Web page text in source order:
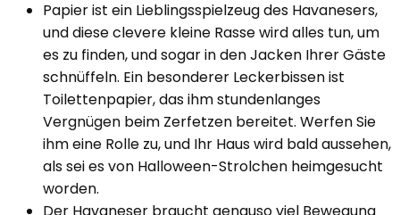
Papier ist ein Lieblingsspielzeug des Havanesers,
und diese clevere kleine Rasse wird alles tun, um
es zu finden, und sogar in den Jacken Ihrer Gäste
schnüffeln. Ein besonderer Leckerbissen ist
Toilettenpapier, das ihm stundenlanges
Vergnügen beim Zerfetzen bereitet. Werfen Sie
ihm eine Rolle zu, und Ihr Haus wird bald aussehen,
als sei es von Halloween-Strolchen heimgesucht
worden.